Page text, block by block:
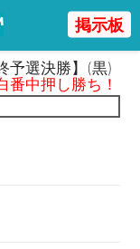
掲示板
予選決勝】(黒)
番中押し勝ち！